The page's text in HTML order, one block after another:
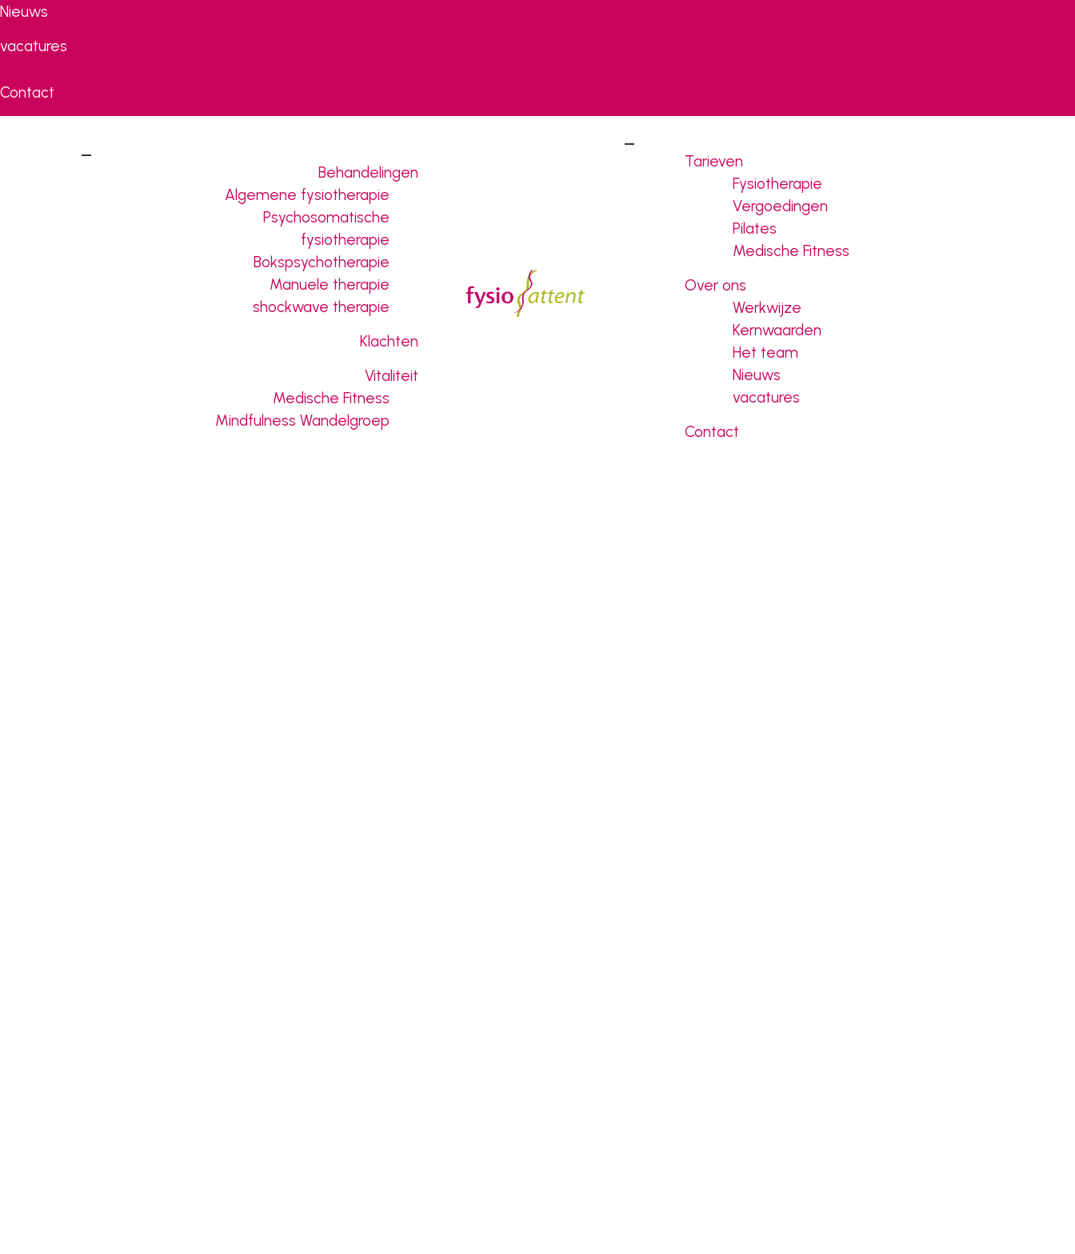
Nieuws
vacatures
Contact
Behandelingen
Algemene fysiotherapie
Psychosomatische
fysiotherapie
Bokspsychotherapie
Manuele therapie
shockwave therapie
Klachten
Vitaliteit
Medische Fitness
Mindfulness Wandelgroep
Tarieven
Fysiotherapie
Vergoedingen
Pilates
Medische Fitness
Over ons
Werkwijze
Kernwaarden
Het team
Nieuws
vacatures
Contact